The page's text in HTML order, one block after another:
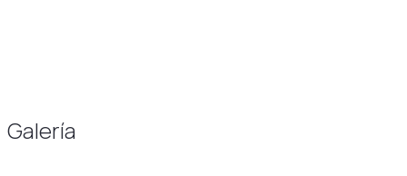
Galería